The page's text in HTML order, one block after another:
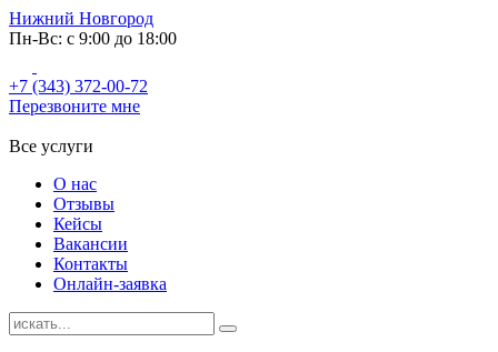
Нижний Новгород
Пн-Вс: с 9:00 до 18:00
+7 (343) 372-00-72
Перезвоните мне
Все услуги
О нас
Отзывы
Кейсы
Вакансии
Контакты
Онлайн-заявка